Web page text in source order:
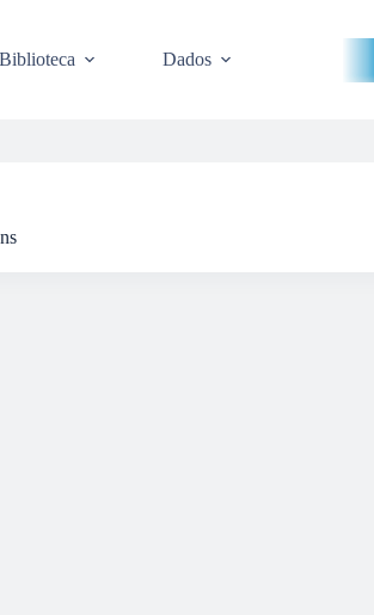
Biblioteca Dados